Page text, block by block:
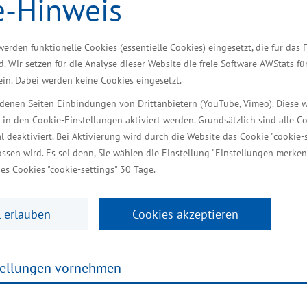
Hinweis
funktionelle Cookies (essentielle Cookies) eingesetzt, die für das
Wir setzen für die Analyse dieser Website die freie Software AWStats
Dabei werden keine Cookies eingesetzt.
Seiten Einbindungen von Drittanbietern (YouTube, Vimeo). Diese
in den Cookie-Einstellungen aktiviert werden. Grundsätzlich sind alle
Bei Aktivierung wird durch die Website das Cookie "cookie-
wird. Es sei denn, Sie wählen die Einstellung "Einstellungen
Cookies "cookie-settings" 30 Tage.
erlauben Cookies akzeptieren
vornehmen
für mehr Wirtschafts-
Fördermöglichkeiten für
an Gründerinnen und
für Gründerinnen und Gründer an.
direkt zu begleiten und zu unterstützen.
und es gibt weniger Existenzgründungen
Sprung in die Selbstständigkeit. Wir
in Mecklenburg-Vorpommern“,
vor Ort. Schirmherrin des OZ-